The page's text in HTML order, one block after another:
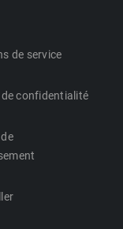
de service
confidentialité